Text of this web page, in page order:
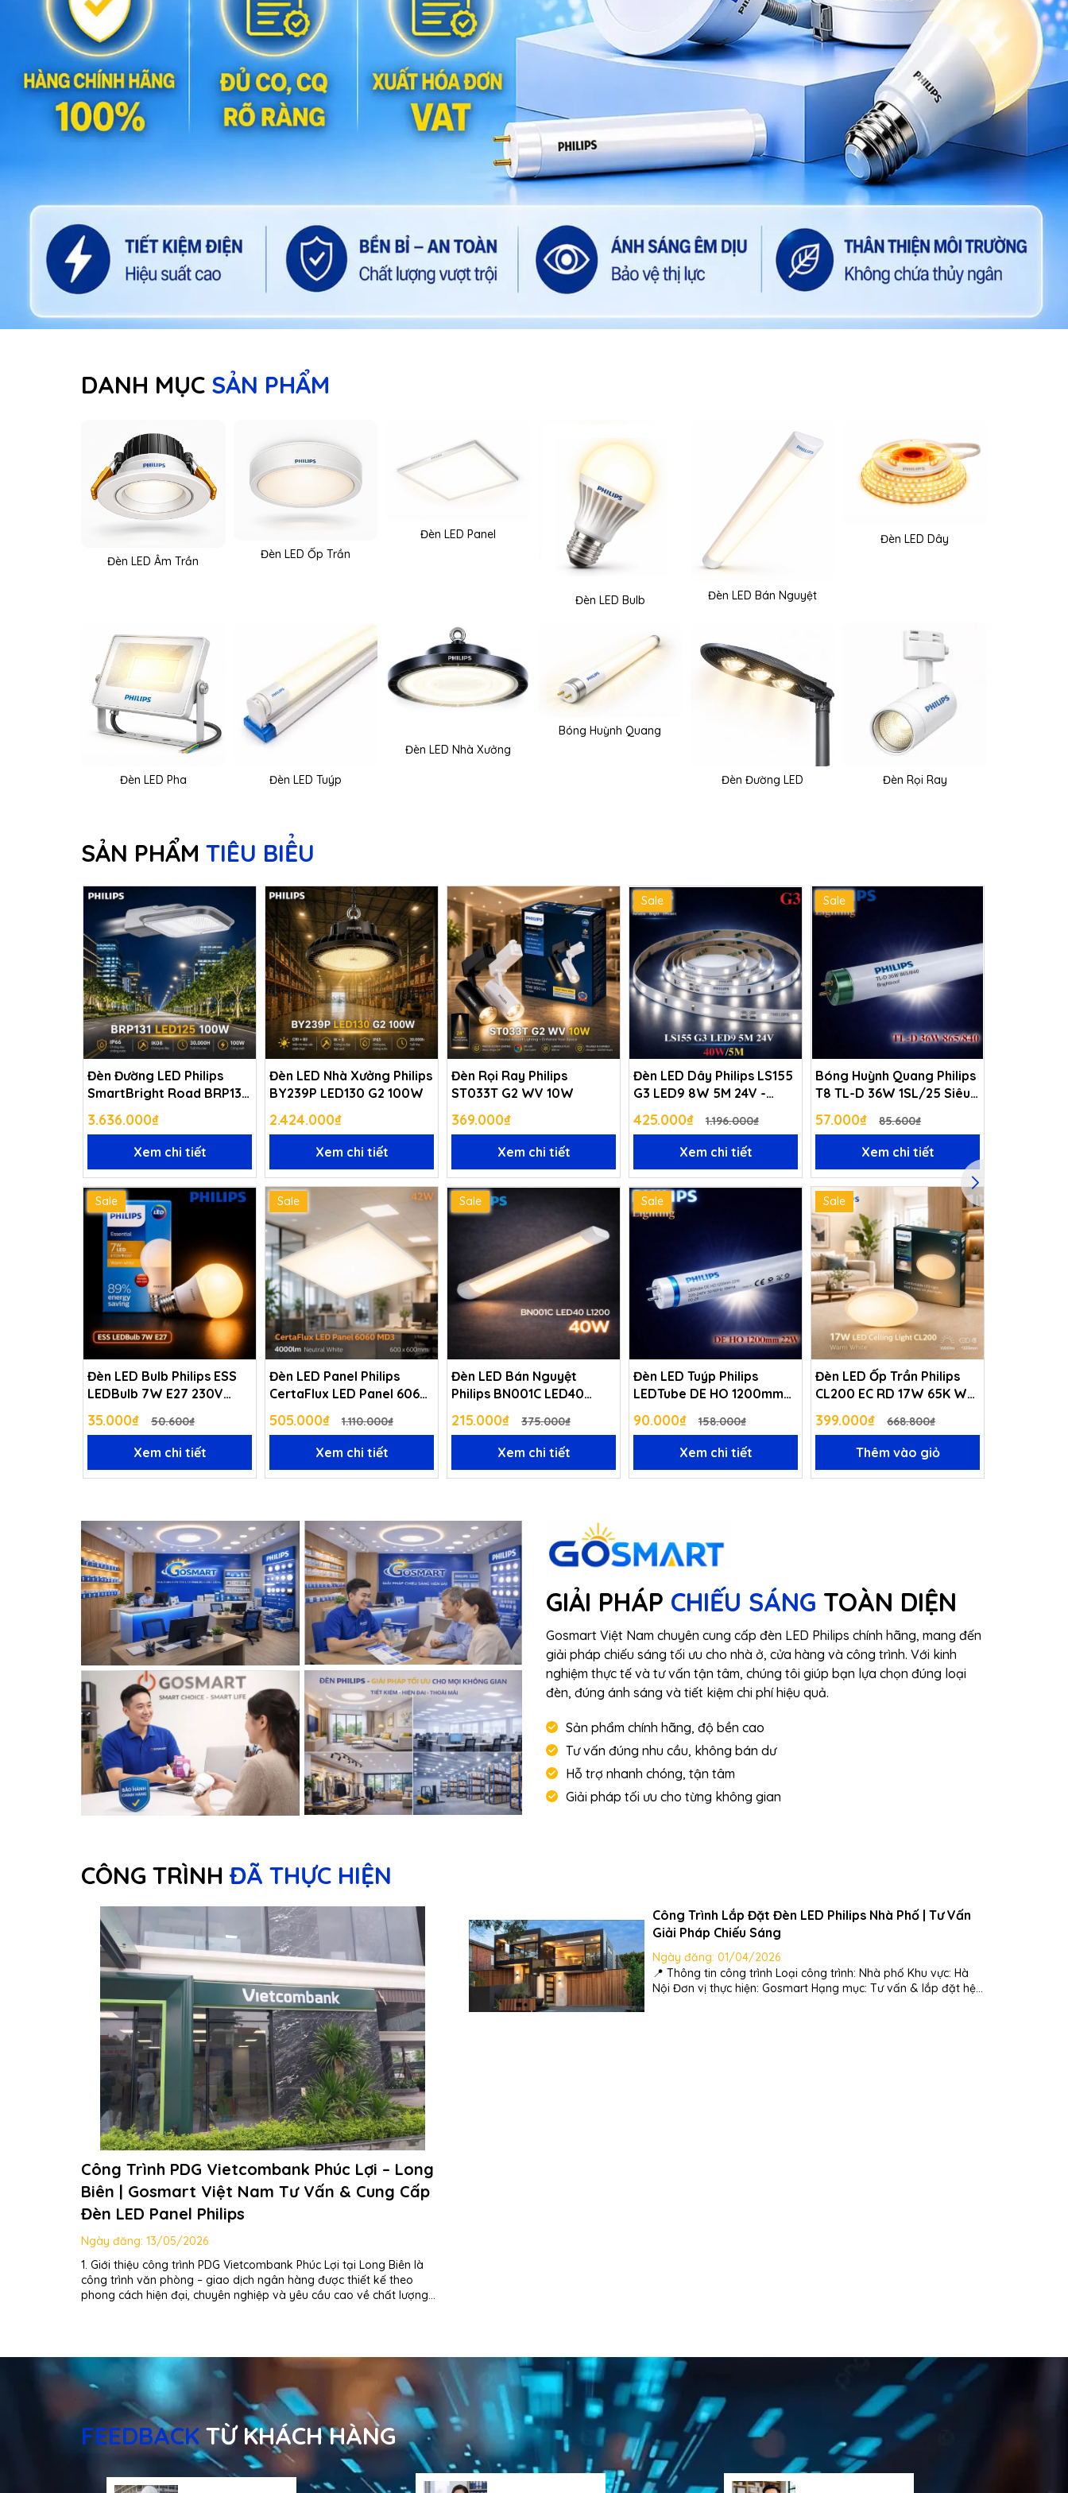
DANH MỤC SẢN PHẨM
Đèn LED Âm Trần
Đèn LED Ốp Trần
Đèn LED Panel
Đèn LED Bulb Đèn LED Bán Nguyệt
Đèn LED Dây
Đèn LED Pha Đèn LED Tuýp
Đèn LED Nhà Xưởng
Bóng Huỳnh Quang
Đèn Đường LED Đèn Rọi Ray
SẢN PHẨM TIÊU BIỂU
Đèn Đường LED Philips
SmartBright Road BRP131
LED125 100W
3.636.000₫
Xem chi tiết
Đèn LED Nhà Xưởng Philips
BY239P LED130 G2 100W
2.424.000₫
Xem chi tiết
Đèn Rọi Ray Philips
ST033T G2 WV 10W
369.000₫
Xem chi tiết
Sale
Đèn LED Dây Philips LS155
G3 LED9 8W 5M 24V -
40W/5M
425.000₫ 1.196.000₫
Xem chi tiết
Sale
Bóng Huỳnh Quang Philips
T8 TL-D 36W 1SL/25 Siêu
sáng
57.000₫ 85.600₫
Xem chi tiết
Sale
Đèn LED Bulb Philips ESS
LEDBulb 7W E27 230V
1CT/12 APR
35.000₫ 50.600₫
Xem chi tiết
Sale
Đèn LED Panel Philips
CertaFlux LED Panel 6060
MD3 42w 4000lm
505.000₫ 1.110.000₫
Xem chi tiết
Sale
Đèn LED Bán Nguyệt
Philips BN001C LED40
L1200 40W PSU GM
215.000₫ 375.000₫
Xem chi tiết
Sale
Đèn LED Tuýp Philips
LEDTube DE HO 1200mm
22W T8 G13 C
90.000₫ 158.000₫
Xem chi tiết
Sale
Đèn LED Ốp Trần Philips
CL200 EC RD 17W 65K W
HV 02 Đường kính 320 mm
399.000₫ 668.800₫
Thêm vào giỏ
GIẢI PHÁP CHIẾU SÁNG TOÀN DIỆN
Gosmart Việt Nam chuyên cung cấp đèn LED Philips chính hãng, mang đến
giải pháp chiếu sáng tối ưu cho nhà ở, cửa hàng và công trình. Với kinh
nghiệm thực tế và tư vấn tận tâm, chúng tôi giúp bạn lựa chọn đúng loại
đèn, đúng ánh sáng và tiết kiệm chi phí hiệu quả.
Sản phẩm chính hãng, độ bền cao
Tư vấn đúng nhu cầu, không bán dư
Hỗ trợ nhanh chóng, tận tâm
Giải pháp tối ưu cho từng không gian
CÔNG TRÌNH ĐÃ THỰC HIỆN
Công Trình PDG Vietcombank Phúc Lợi – Long
Biên | Gosmart Việt Nam Tư Vấn & Cung Cấp
Đèn LED Panel Philips
Ngày đăng: 13/05/2026
1. Giới thiệu công trình PDG Vietcombank Phúc Lợi tại Long Biên là
công trình văn phòng – giao dịch ngân hàng được thiết kế theo
phong cách hiện đại, chuyên nghiệp và yêu cầu cao về chất lượng
Công Trình Lắp Đặt Đèn LED Philips Nhà Phố | Tư Vấn
Giải Pháp Chiếu Sáng
Ngày đăng:01/04/2026
📍 Thông tin công trình Loại công trình: Nhà phố Khu vực: Hà
Nội Đơn vị thực hiện: Gosmart Hạng mục: Tư vấn & lắp đặt hệ
FEEDBACK TỪ KHÁCH HÀNG